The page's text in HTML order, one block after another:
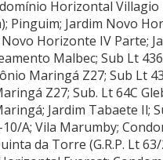
Horizontal
Pinguim; Jardim Novo
Horizonte IV Parte;
Malbec; Sub Lt
Maringá Z27; Sub Lt
Z27; Sub. Lt 64C
Jardim Tabaete Il;
10/A; Vila Marumby;
da Torre (G.R.P. Lt 63/